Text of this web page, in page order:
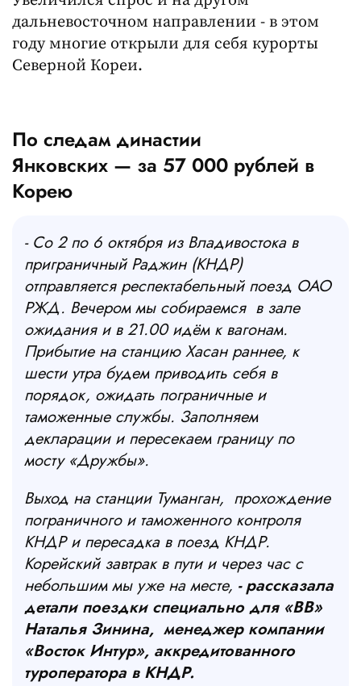
дальневосточном направлении - в этом
году многие открыли для себя курорты
Северной Кореи.
По следам династии
Янковских — за 57 000 рублей в
Корею
- Со 2 по 6 октября из Владивостока в
приграничный Раджин (КНДР)
отправляется респектабельный поезд ОАО
РЖД. Вечером мы собираемся в зале
ожидания и в 21.00 идём к вагонам.
Прибытие на станцию Хасан раннее, к
шести утра будем приводить себя в
порядок, ожидать пограничные и
таможенные службы. Заполняем
декларации и пересекаем границу по
мосту «Дружбы».
Выход на станции Туманган, прохождение
пограничного и таможенного контроля
КНДР и пересадка в поезд КНДР.
Корейский завтрак в пути и через час с
небольшим мы уже на месте, - рассказала
детали поездки специально для «ВВ»
Наталья Зинина, менеджер компании
«Восток Интур», аккредитованного
туроператора в КНДР.